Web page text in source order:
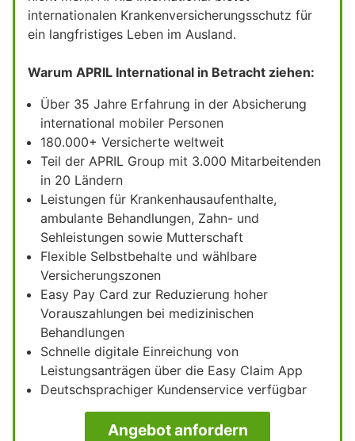
internationalen Krankenversicherungsschutz für
ein langfristiges Leben im Ausland.
Warum APRIL International in Betracht ziehen:
Über 35 Jahre Erfahrung in der Absicherung
international mobiler Personen
180.000+ Versicherte weltweit
Teil der APRIL Group mit 3.000 Mitarbeitenden
in 20 Ländern
Leistungen für Krankenhausaufenthalte,
ambulante Behandlungen, Zahn- und
Sehleistungen sowie Mutterschaft
Flexible Selbstbehalte und wählbare
Versicherungszonen
Easy Pay Card zur Reduzierung hoher
Vorauszahlungen bei medizinischen
Behandlungen
Schnelle digitale Einreichung von
Leistungsanträgen über die Easy Claim App
Deutschsprachiger Kundenservice verfügbar
Angebot anfordern